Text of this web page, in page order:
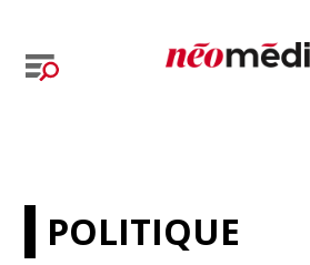
POLITIQUE